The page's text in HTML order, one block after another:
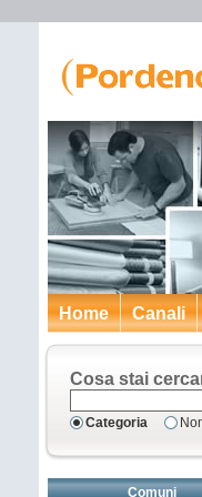
Home Canali
Cosa stai
Categoria
Comuni